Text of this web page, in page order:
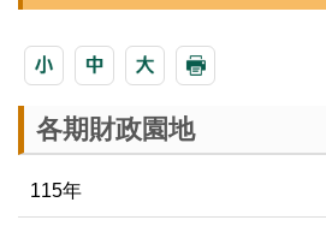
各期財政園地
115年